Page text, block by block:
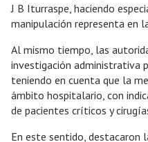
J B Iturraspe, haciendo
manipulación representa en
Al mismo tiempo, las
investigación administrativa
teniendo en cuenta que la
ámbito hospitalario, con
de pacientes críticos y
En este sentido, destacaron